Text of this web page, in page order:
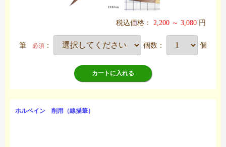
税込価格： 2,200 ～ 3,080 円
筆 必須 ： 個数： 個
カートに入れる
ホルベイン 削用（線描筆）